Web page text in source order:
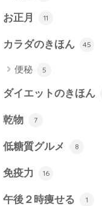
お正月 11
カラダのきほん 45
便秘 5
ダイエットのきほん
乾物 7
低糖質グルメ 8
免疫力 16
午後２時痩せる 1